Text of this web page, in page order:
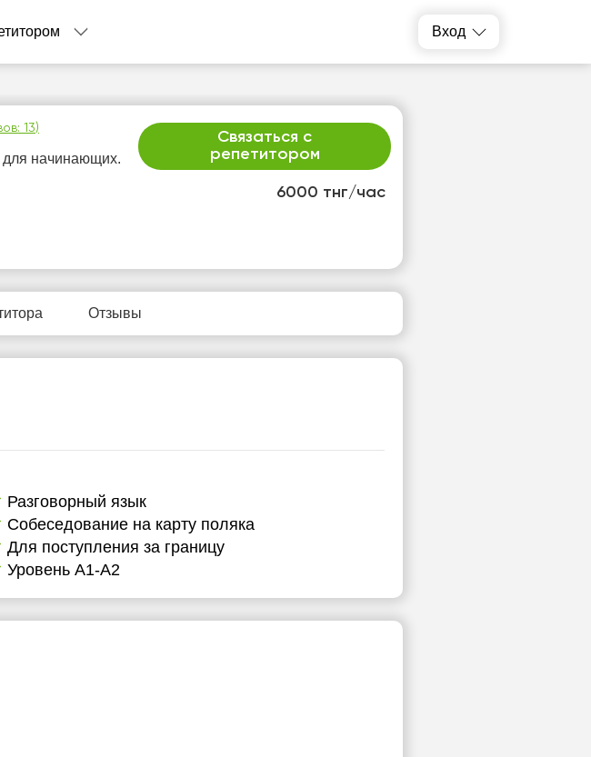
Вход
6000 тнг/час
Связаться с
репетитором
13)
для начинающих.
Отзывы
Разговорный язык
Собеседование на карту поляка
Для поступления за границу
Уровень А1-А2
12
13
14
Нет
свободных
свободных
свободных